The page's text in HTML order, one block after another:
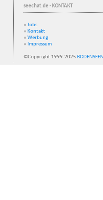
seechat.de - KONTAKT
» Jobs
» Kontakt
» Werbung
» Impressum
©Copyright 1999-2025